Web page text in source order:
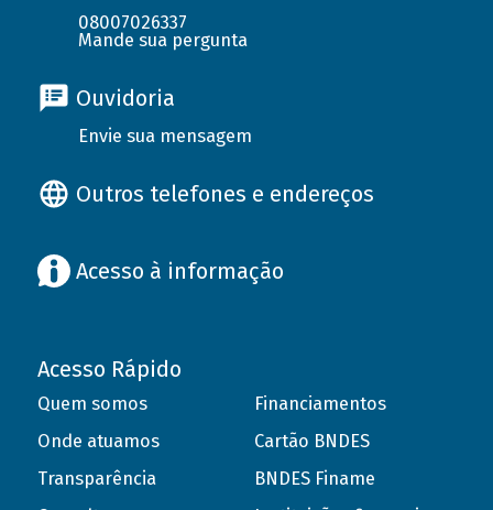
08007026337
Mande sua pergunta
Ouvidoria
Envie sua mensagem
Outros telefones e endereços
Acesso à informação
Acesso Rápido
Quem somos
Onde atuamos
Transparência
Financiamentos
Cartão BNDES
BNDES Finame